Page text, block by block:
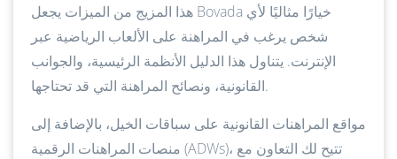
هذا المزيج من الميزات يجعل Bovada خيارًا مثاليًا لأي
شخص يرغب في المراهنة على الألعاب الرياضية عبر
الإنترنت. يتناول هذا الدليل الأنظمة الرئيسية، والجوانب
القانونية، ونصائح المراهنة التي قد تحتاجها.
مواقع المراهنات القانونية على سباقات الخيل، بالإضافة إلى
منصات المراهنات الرقمية (ADWs)، تتيح لك التعاون مع